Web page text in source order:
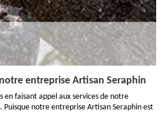
entreprise Artisan Seraphin
en faisant appel aux services de notre
Puisque notre entreprise Artisan Seraphin est